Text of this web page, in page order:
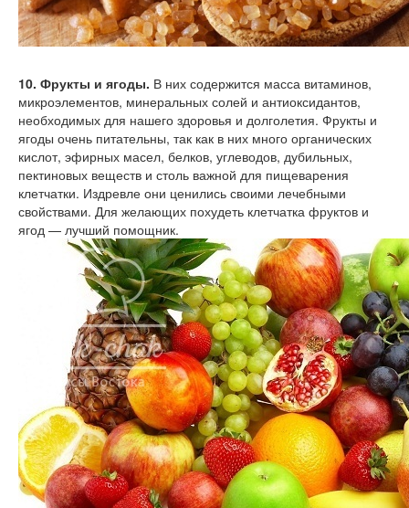
10. Фрукты и ягоды. В них содержится масса витаминов,
микроэлементов, минеральных солей и антиоксидантов,
необходимых для нашего здоровья и долголетия. Фрукты и
ягоды очень питательны, так как в них много органических
кислот, эфирных масел, белков, углеводов, дубильных,
пектиновых веществ и столь важной для пищеварения
клетчатки. Издревле они ценились своими лечебными
свойствами. Для желающих похудеть клетчатка фруктов и
ягод — лучший помощник.